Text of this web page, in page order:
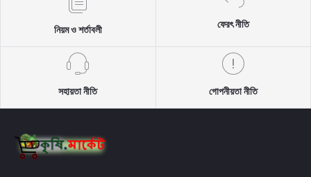
নিয়ম ও শর্তাবলী
ফেরৎ নীতি
সহায়তা নীতি গোপনীয়তা নীতি